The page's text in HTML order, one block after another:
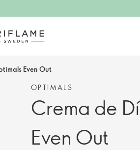
Even Out
OPTIMALS
Crema de
Even Out